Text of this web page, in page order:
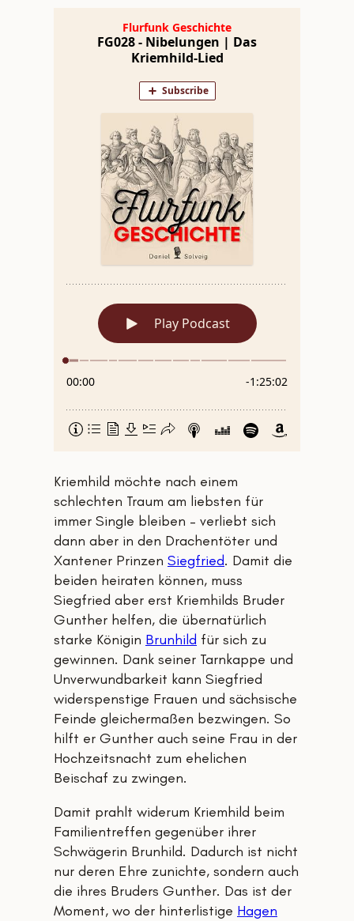
Kriemhild möchte nach einem
schlechten Traum am liebsten für
immer Single bleiben – verliebt sich
dann aber in den Drachentöter und
Xantener Prinzen Siegfried. Damit die
beiden heiraten können, muss
Siegfried aber erst Kriemhilds Bruder
Gunther helfen, die übernatürlich
starke Königin Brunhild für sich zu
gewinnen. Dank seiner Tarnkappe und
Unverwundbarkeit kann Siegfried
widerspenstige Frauen und sächsische
Feinde gleichermaßen bezwingen. So
hilft er Gunther auch seine Frau in der
Hochzeitsnacht zum ehelichen
Beischaf zu zwingen.
Damit prahlt widerum Kriemhild beim
Familientreffen gegenüber ihrer
Schwägerin Brunhild. Dadurch ist nicht
nur deren Ehre zunichte, sondern auch
die ihres Bruders Gunther. Das ist der
Moment, wo der hinterlistige Hagen